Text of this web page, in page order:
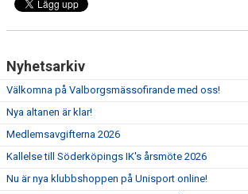
Nyhetsarkiv
Välkomna på Valborgsmässofirande med oss!
Nya altanen är klar!
Medlemsavgifterna 2026
Kallelse till Söderköpings IK's årsmöte 2026
Nu är nya klubbshoppen på Unisport online!